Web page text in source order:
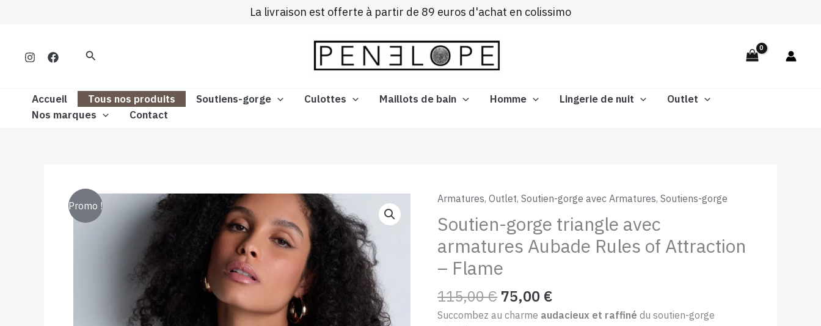
La livraison est offerte à partir de 89 euros d'achat en colissimo
Rechercher
Accueil Tous nos produits Soutiens-gorge Culottes Maillots de bain Homme Lingerie de nuit
Outlet
Nos marques
Contact
Promo !
Armatures,Outlet,Soutien-gorge avec Armatures,Soutiens-gorge
Soutien-gorge triangle avec
armatures Aubade Rules of Attraction
– Flame
115,00€
Le
prix
initial
était :
115,00 €.
75,00 €
Le
prix
actuel
est :
Succombez au charme audacieux et raffiné du soutien-gorge
quantité
de
Soutien-
gorge
triangle
armatures
Aubade